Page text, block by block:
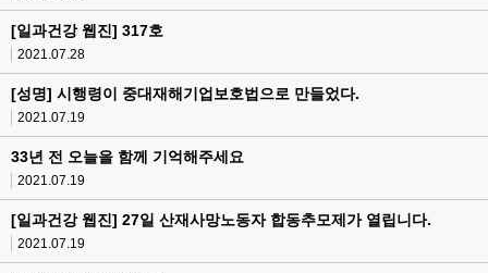
[일과건강 웹진] 317호
2021.07.28
[성명] 시행령이 중대재해기업보호법으로 만들었다.
2021.07.19
33년 전 오늘을 함께 기억해주세요
2021.07.19
[일과건강 웹진] 27일 산재사망노동자 합동추모제가 열립니다.
2021.07.19